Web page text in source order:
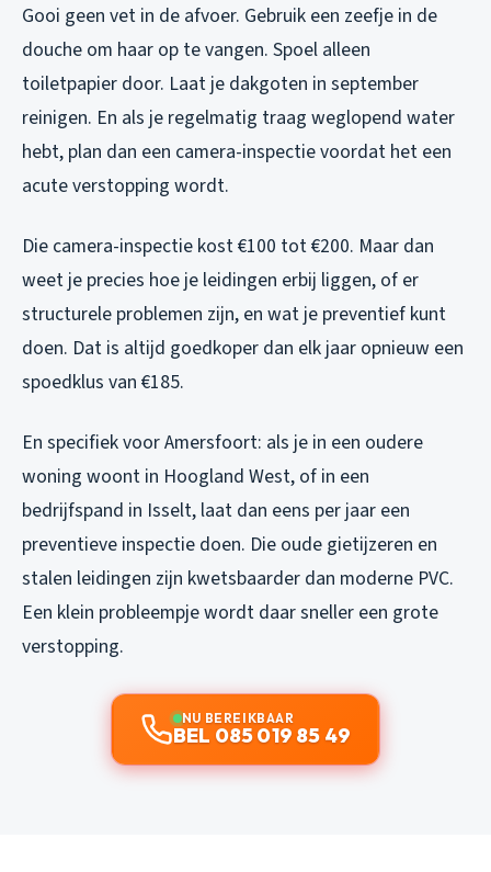
Gooi geen vet in de afvoer. Gebruik een zeefje in de
douche om haar op te vangen. Spoel alleen
toiletpapier door. Laat je dakgoten in september
reinigen. En als je regelmatig traag weglopend water
hebt, plan dan een camera-inspectie voordat het een
acute verstopping wordt.
Die camera-inspectie kost €100 tot €200. Maar dan
weet je precies hoe je leidingen erbij liggen, of er
structurele problemen zijn, en wat je preventief kunt
doen. Dat is altijd goedkoper dan elk jaar opnieuw een
spoedklus van €185.
En specifiek voor Amersfoort: als je in een oudere
woning woont in Hoogland West, of in een
bedrijfspand in Isselt, laat dan eens per jaar een
preventieve inspectie doen. Die oude gietijzeren en
stalen leidingen zijn kwetsbaarder dan moderne PVC.
Een klein probleempje wordt daar sneller een grote
verstopping.
NU BEREIKBAAR
BEL 085 019 85 49